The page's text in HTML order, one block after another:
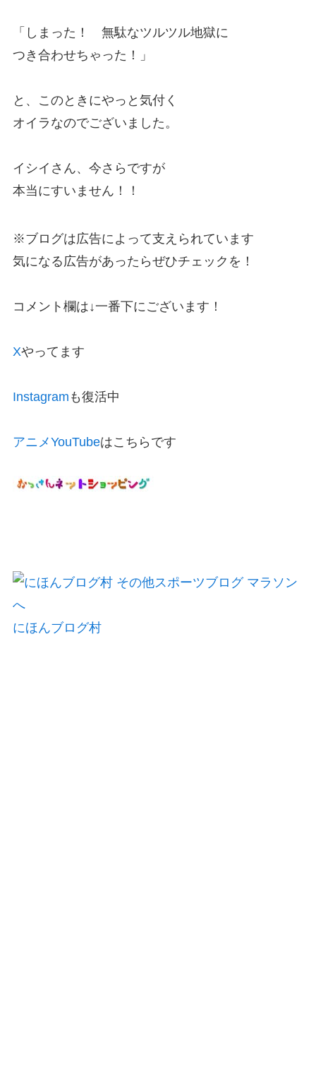
「しまった！ 無駄なツルツル地獄に
つき合わせちゃった！」
と、このときにやっと気付く
オイラなのでございました。
イシイさん、今さらですが
本当にすいません！！
※ブログは広告によって支えられています
気になる広告があったらぜひチェックを！
コメント欄は↓一番下にございます！
Xやってます
Instagram も復活中
アニメYouTubeはこちらです
にほんブログ村